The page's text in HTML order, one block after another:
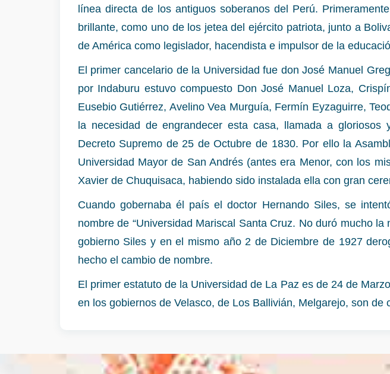
línea directa de los antiguos soberanos del Perú.
brillante, como uno de los jetea del ejército patriota, junto a
de América como legislador, hacendista e impulsor de la
El primer cancelario de la Universidad fue don José Manuel
por Indaburu estuvo compuesto Don José Manuel Loza,
Eusebio Gutiérrez, Avelino Vea Murguía, Fermín Eyzaguirre,
la necesidad de engrandecer esta casa, llamada a gloriosos
Decreto Supremo de 25 de Octubre de 1830. Por ello la
Universidad Mayor de San Andrés (antes era Menor, con los
Xavier de Chuquisaca, habiendo sido instalada ella con gran
Cuando gobernaba él país el doctor Hernando Siles, se
nombre de “Universidad Mariscal Santa Cruz. No duró mucho
gobierno Siles y en el mismo año 2 de Diciembre de 1927
hecho el cambio de nombre.
El primer estatuto de la Universidad de La Paz es de 24 de
en los gobiernos de Velasco, de Los Ballivián, Melgarejo, son